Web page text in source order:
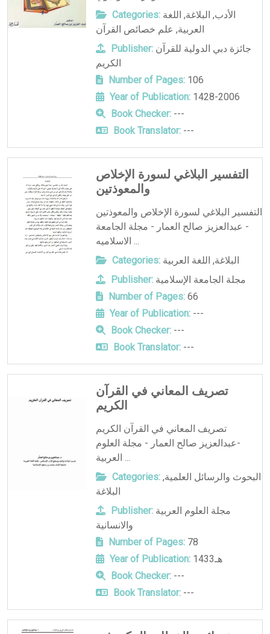
Categories:
الأدب, البلاغة, اللغة
العربية, علم خصائص القرآن
Publisher: جائزة دبي الدولية للقرآن
الكريم
Number of Pages:106
Year of Publication:1428-2006
Book Checker:---
Book Translator:---
التفسير البلاغي لسورة الإخلاص
والمعوذتين
التفسير البلاغي لسورة الإخلاص والمعوذتين
- عبدالعزيز صالح العمار - مجلة الجامعة
الاسلاميه ...
Categories:
البلاغة, اللغة العربية
Publisher: مجلة الجامعة الإسلامية
Number of Pages:66
Year of Publication:---
Book Checker:---
Book Translator:---
تصريف المعاني في القرآن
الكريم
تصريف المعاني في القرآن الكريم
-عبدالعزيز صالح العمار - مجلة العلوم
العربية ...
Categories: البحوث والرسائل العلمية,
البلاغة
Publisher: مجلة العلوم العربية
والانسانية
Number of Pages:78
Year of Publication:
1433هـ
Book Checker:---
Book Translator:---